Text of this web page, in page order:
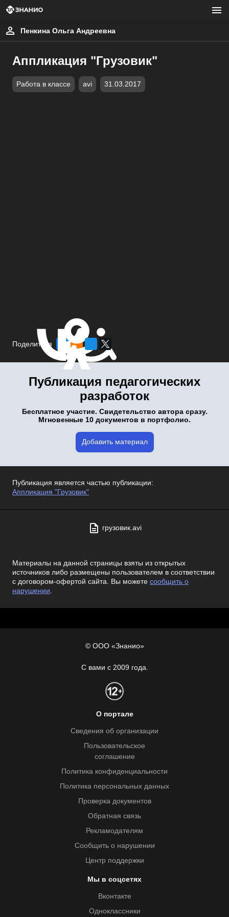
Пенкина Ольга Андреевна
Аппликация "Грузовик"
Работа в классе avi 31.03.2017
Поделиться
Публикация педагогических
разработок
Бесплатное участие. Свидетельство автора сразу.
Мгновенные 10 документов в портфолио.
Добавить материал
Публикация является частью публикации:
Аппликация "Грузовик"
грузовик.avi
Материалы на данной страницы взяты из открытых
источников либо размещены пользователем в соответствии
с договором-офертой сайта. Вы можете сообщить о
нарушении.
© ООО «Знанио»
С вами с 2009 года.
О портале
Сведения об организации
Пользовательское
соглашение
Политика конфиденциальности
Политика персональных данных
Проверка документов
Обратная связь
Рекламодателям
Сообщить о нарушении
Центр поддержки
Мы в соцсетях
Вконтакте
Одноклассники